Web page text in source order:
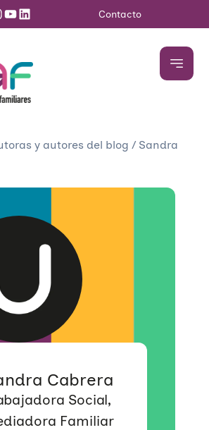
YouTube LinkedIn Contacto
y autores del blog / Sandra
Cabrera
Social,
Familiar